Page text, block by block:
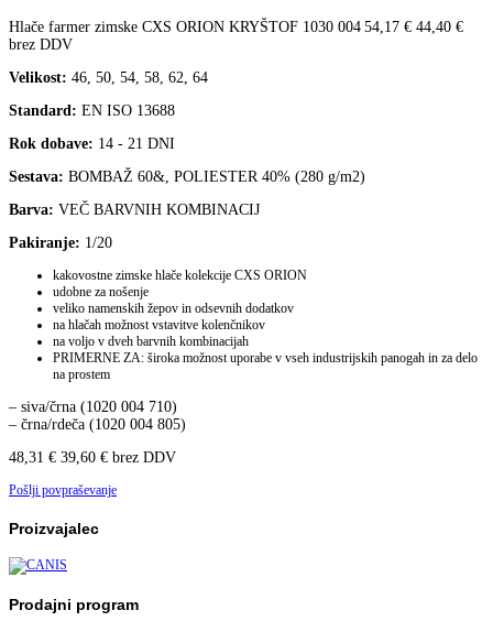
Hlače farmer zimske CXS ORION KRYŠTOF 1030 004 54,17 € 44,40 €
brez DDV
Velikost: 46, 50, 54, 58, 62, 64
Standard: EN ISO 13688
Rok dobave: 14 - 21 DNI
Sestava: BOMBAŽ 60&, POLIESTER 40% (280 g/m2)
Barva: VEČ BARVNIH KOMBINACIJ
Pakiranje: 1/20
kakovostne zimske hlače kolekcije CXS ORION
udobne za nošenje
veliko namenskih žepov in odsevnih dodatkov
na hlačah možnost vstavitve kolenčnikov
na voljo v dveh barvnih kombinacijah
PRIMERNE ZA: široka možnost uporabe v vseh industrijskih panogah in za delo
na prostem
– siva/črna (1020 004 710)
– črna/rdeča (1020 004 805)
48,31 € 39,60 € brez DDV
Pošlji povpraševanje
Proizvajalec
Prodajni program